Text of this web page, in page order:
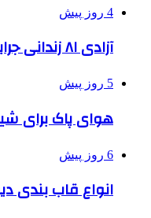
4 روز پیش
آزادی ۸۱ زندانی جرایم غیرعمد در تهران همزمان با اربعین
5 روز پیش
هوای پاک برای
6 روز پیش
انواع قاب بندی